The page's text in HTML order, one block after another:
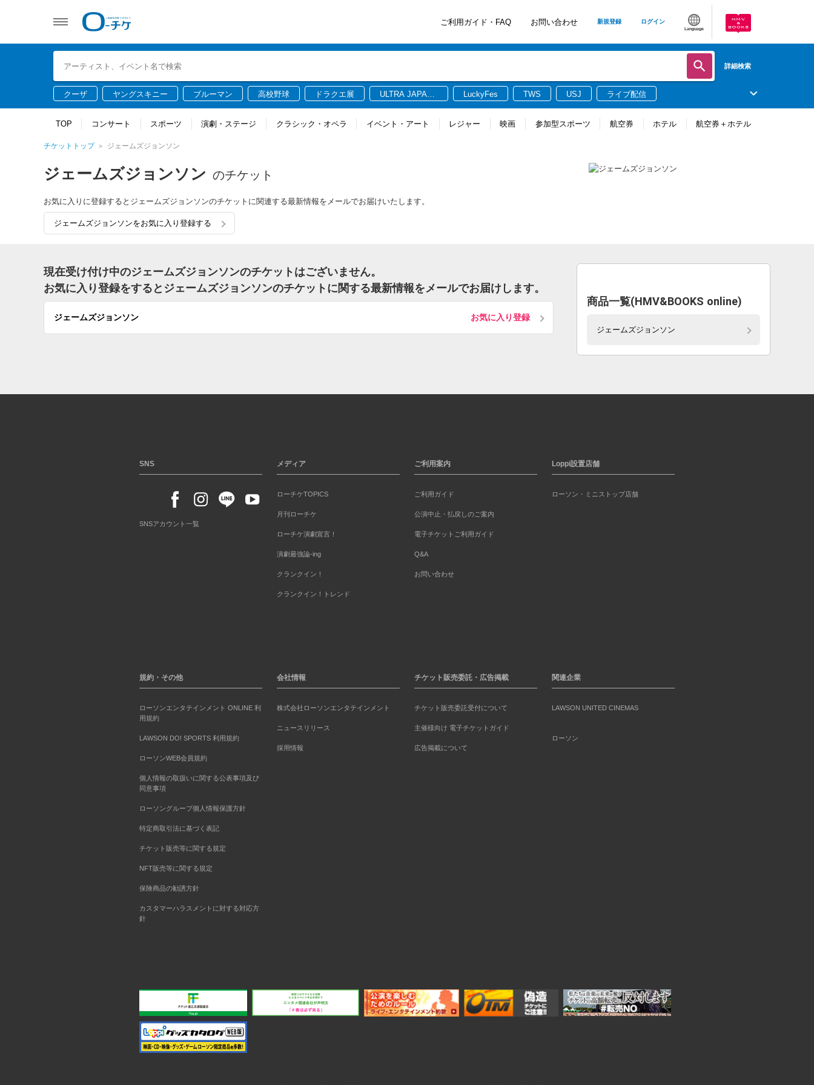
ご利用ガイド・FAQ お問い合わせ 新規登録 ログイン
Language
詳細検索
クーザ ヤングスキニー ブルーマン 高校野球 ドラクエ展
ULTRA JAPAN
LuckyFes TWS USJ ライブ配信
TOP コンサート スポーツ 演劇・ステージ クラシック・オペラ イベント・アート レジャー 映画 参加型スポーツ 航空券 ホテル 航空券＋ホテル
チケットトップ ジェームズジョンソン
ジェームズジョンソン のチケット
お気に入りに登録するとジェームズジョンソンのチケットに関連する最新情報をメールでお届けいたします。
ジェームズジョンソンをお気に入り登録する
現在受け付け中のジェームズジョンソンのチケットはございません。
お気に入り登録をするとジェームズジョンソンのチケットに関する最新情報をメールでお届けします。
ジェームズジョンソン お気に入り登録
商品一覧(HMV&BOOKS online)
ジェームズジョンソン
SNS
SNSアカウント一覧
メディア
ローチケTOPICS
月刊ローチケ
ローチケ演劇宣言！
演劇最強論-ing
クランクイン！
クランクイン！トレンド
ご利用案内
ご利用ガイド
公演中止・払戻しのご案内
電子チケットご利用ガイド
Q&A
お問い合わせ
Loppi設置店舗
ローソン・ミニストップ店舗
規約・その他
ローソンエンタテインメント ONLINE 利
用規約
LAWSON DO! SPORTS 利用規約
ローソンWEB会員規約
個人情報の取扱いに関する公表事項及び
同意事項
ローソングループ個人情報保護方針
特定商取引法に基づく表記
チケット販売等に関する規定
NFT販売等に関する規定
保険商品の勧誘方針
カスタマーハラスメントに対する対応方
針
会社情報
株式会社ローソンエンタテインメント
ニュースリリース
採用情報
チケット販売委託・広告掲載
チケット販売委託受付について
主催様向け 電子チケットガイド
広告掲載について
関連企業
LAWSON UNITED CINEMAS
ローソン